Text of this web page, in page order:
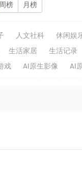
周榜 月榜
人文社科
休闲娱
生活家居
生活记录
戏 AI原生影像 AI